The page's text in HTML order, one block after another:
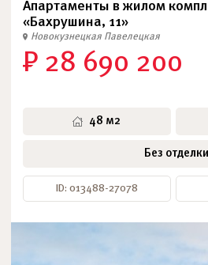
Апартаменты в жилом
«Бахрушина, 11»
Новокузнецкая Павелецкая
₽ 28 690 200
48 м2
Без отделки
ID: 013488-27078